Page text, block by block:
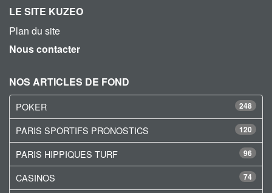
LE SITE KUZEO
Plan du site
Nous contacter
NOS ARTICLES DE FOND
248
POKER
120
PARIS SPORTIFS PRONOSTICS
96
PARIS HIPPIQUES TURF
74
CASINOS